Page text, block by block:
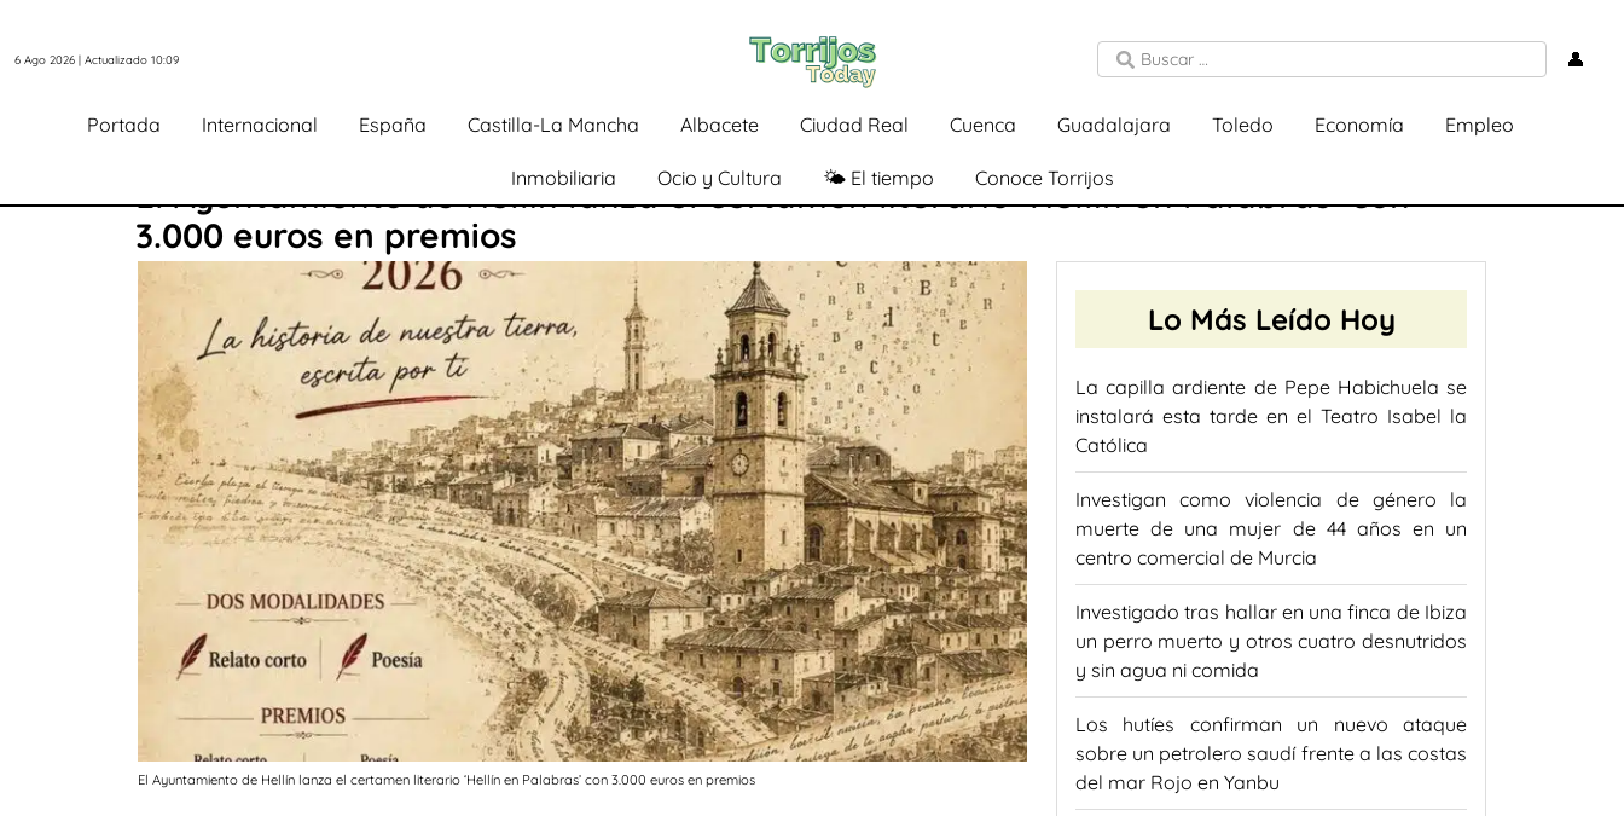
6 Ago 2026 | Actualizado 10:09 👤
Portada Internacional España Castilla-La Mancha Albacete Ciudad Real Cuenca Guadalajara Toledo Economía Empleo
Inmobiliaria Ocio y Cultura 🌤️ El tiempo Conoce Torrijos
El Ayuntamiento de Hellín lanza el certamen literario ‘Hellín en Palabras’ con
3.000 euros en premios
El Ayuntamiento de Hellín lanza el certamen literario ‘Hellín en Palabras’ con 3.000 euros en premios
Lo Más Leído Hoy
La capilla ardiente de Pepe Habichuela se
instalará esta tarde en el Teatro Isabel la
Católica
Investigan como violencia de género la
muerte de una mujer de 44 años en un
centro comercial de Murcia
Investigado tras hallar en una finca de Ibiza
un perro muerto y otros cuatro desnutridos
y sin agua ni comida
Los hutíes confirman un nuevo ataque
sobre un petrolero saudí frente a las costas
del mar Rojo en Yanbu